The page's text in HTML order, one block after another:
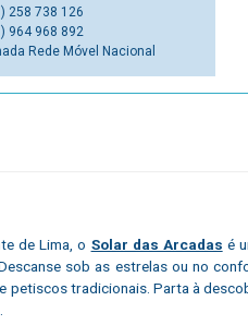
258 738 126
964 968 892
Rede Móvel Nacional
de Lima, o Solar das Arcadas é
sob as estrelas ou no
petiscos tradicionais. Parta à